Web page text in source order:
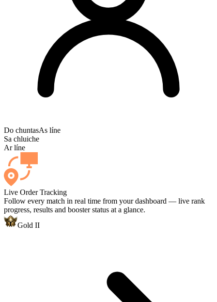
Do chuntasAs líne
Sa chluiche
Ar líne
Live Order Tracking
Follow every match in real time from your dashboard — live rank
progress, results and booster status at a glance.
Gold II